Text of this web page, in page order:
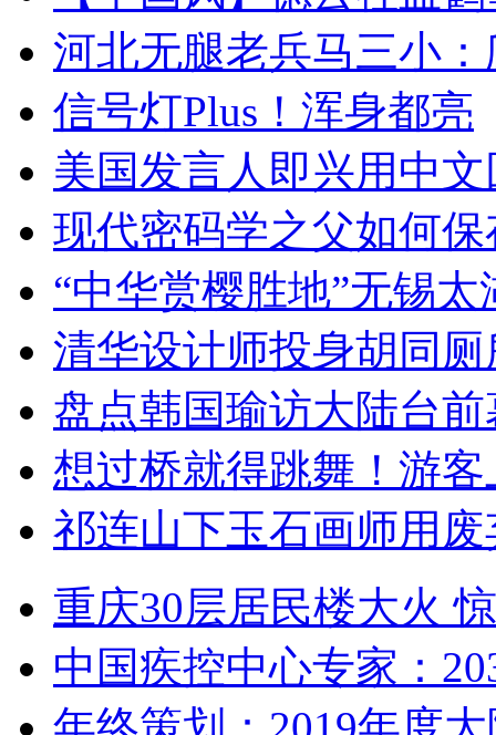
河北无腿老兵马三小
信号灯Plus！浑身都亮
美国发言人即兴用中
现代密码学之父如何
“中华赏樱胜地”无锡
清华设计师投身胡同
盘点韩国瑜访大陆台
想过桥就得跳舞！游客
祁连山下玉石画师用
重庆30层居民楼大火
中国疾控中心专家：